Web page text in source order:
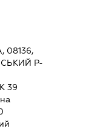
08136,
Р-
39